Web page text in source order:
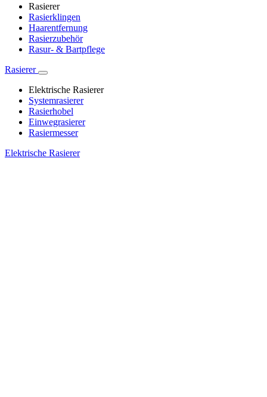
Rasierer
Rasierklingen
Haarentfernung
Rasierzubehör
Rasur- & Bartpflege
Rasierer
Elektrische Rasierer
Systemrasierer
Rasierhobel
Einwegrasierer
Rasiermesser
Elektrische Rasierer